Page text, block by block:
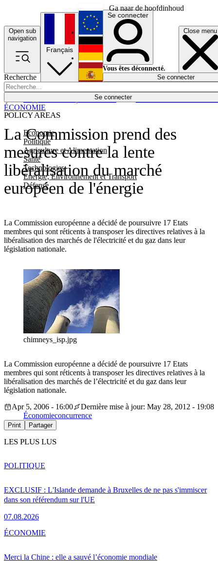
Ga naar de hoofdinhoud
Open sub
navigation
Close menu
Recherche
Se connecter
POLICY AREAS
Economie
Politique
Agriculture et Alimentation
Santé
Technologies
Energie, Environnement et Transport
Défense
Économie
Français
English
Deutsch
Español
Se connecter
Vous êtes déconnecté.
Se connecter
La Commission prend des
mesures contre la lente
libéralisation du marché
européen de l'énergie
La Commission européenne a décidé de poursuivre 17 Etats
membres qui sont réticents à transposer les directives relatives à la
libéralisation des marchés de l'électricité et du gaz dans leur
législation nationale.
ÉCONOMIE
chimneys_isp.jpg
La Commission européenne a décidé de poursuivre 17 Etats
membres qui sont réticents à transposer les directives relatives à la
libéralisation des marchés de l’électricité et du gaz dans leur
législation nationale.
Apr 5, 2006 - 16:00
Dernière mise à jour: May 28, 2012 - 19:08
Économieconcurrence
Print Partager
LES PLUS LUS
EXCLUSIF : L'Islande demande à Bruxelles de ne pas s'immiscer
dans son référendum sur l'UE
07.08.2026
POLITIQUE
Merci la Chine : elle a sauvé l’économie mondiale
ÉCONOMIE